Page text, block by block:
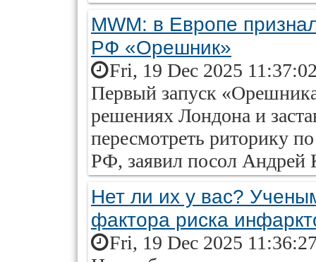
MWM: в Европе
РФ «Орешник»
Fri, 19 Dec 2025
Первый запуск
решениях Лондона и
пересмотреть риторику
РФ, заявил посол Андрей
Нет ли их у вас?
фактора риска
Fri, 19 Dec 2025